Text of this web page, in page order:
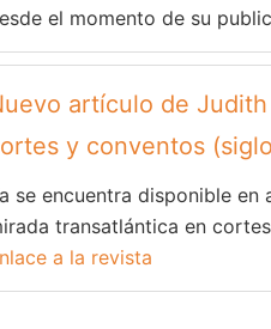
el momento de su
artículo de
y conventos
se encuentra disponible
transatlántica en
a la revista